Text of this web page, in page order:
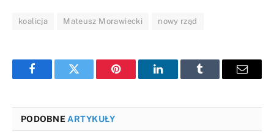
koalicja Mateusz Morawiecki nowy rząd
FacebookTwitter Pinterest LinkedInTumblr Email
PODOBNE ARTYKUŁY